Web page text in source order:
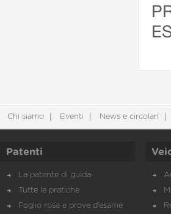
Chi siamo Eventi News e circolari
Patenti
La patente di guida
Tutte le pratiche
Foglio rosa e prove d’esame